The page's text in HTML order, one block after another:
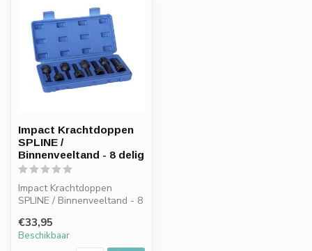
Impact Krachtdoppen
SPLINE /
Binnenveeltand - 8 delig
Impact Krachtdoppen
SPLINE / Binnenveeltand - 8
€33,95
Beschikbaar